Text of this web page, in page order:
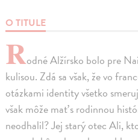
O TITULE
Rodné Alžírsko bolo pre
kulisou. Zdá sa však, že vo
otázkami identity všetko
však môže mať s rodinnou
neodhalil? Jej starý otec Ali,